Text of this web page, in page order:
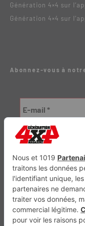
Génération 4×4 sur
Génération 4×4 sur
Abonnez-vous à
Génération Electrique